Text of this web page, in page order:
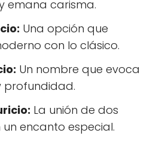
emana carisma.
Una opción que
con lo clásico.
Un nombre que evoca
La unión de dos
encanto especial.